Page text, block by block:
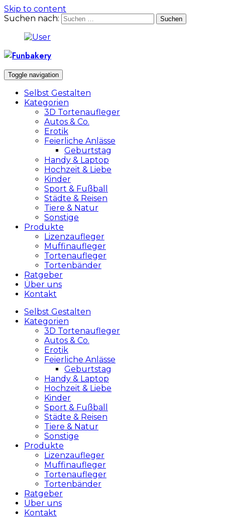
Skip to content
Suchen nach:
Toggle navigation
Selbst Gestalten
Kategorien
3D Tortenaufleger
Autos & Co.
Erotik
Feierliche Anlässe
Geburtstag
Handy & Laptop
Hochzeit & Liebe
Kinder
Sport & Fußball
Städte & Reisen
Tiere & Natur
Sonstige
Produkte
Lizenzaufleger
Muffinaufleger
Tortenaufleger
Tortenbänder
Ratgeber
Über uns
Kontakt
Selbst Gestalten
Kategorien
3D Tortenaufleger
Autos & Co.
Erotik
Feierliche Anlässe
Geburtstag
Handy & Laptop
Hochzeit & Liebe
Kinder
Sport & Fußball
Städte & Reisen
Tiere & Natur
Sonstige
Produkte
Lizenzaufleger
Muffinaufleger
Tortenaufleger
Tortenbänder
Ratgeber
Über uns
Kontakt